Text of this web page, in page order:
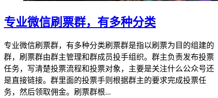
专业微信刷票群，有多种分类
专业微信刷票群，有多种分类刷票群是指以刷票为目的组建的
群，刷票群由群主管理和群成员投手组织。群主负责发布投票
任务，写清楚投票流程和投票对象，主要是关注什么公众号还
是直接链接。群里面的投票手则根据群主的要求完成投票任
务，然后领取佣金。刷票群根...